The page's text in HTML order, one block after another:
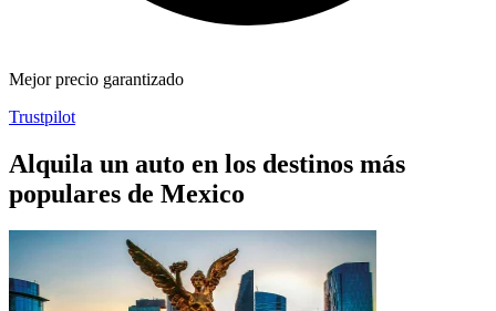
Mejor precio garantizado
Trustpilot
Alquila un auto en los destinos más
populares de Mexico